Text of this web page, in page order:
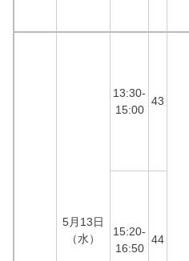
5月13日
（水）
13:30-
15:00
43
15:20-
16:50
44